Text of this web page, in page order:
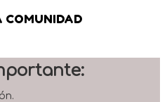
COMUNIDAD